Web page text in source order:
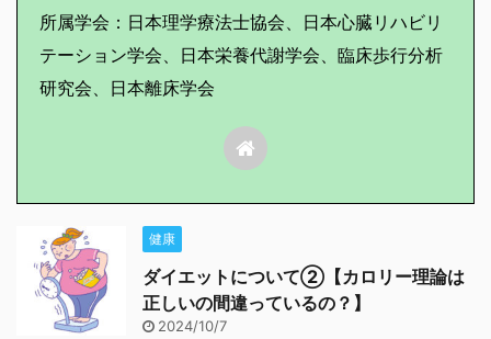
所属学会：日本理学療法士協会、日本心臓リハビリ
テーション学会、日本栄養代謝学会、臨床歩行分析
研究会、日本離床学会
健康
ダイエットについて②【カロリー理論は
正しいの間違っているの？】
2024/10/7